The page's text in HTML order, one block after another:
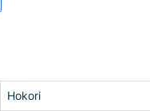
Hokori